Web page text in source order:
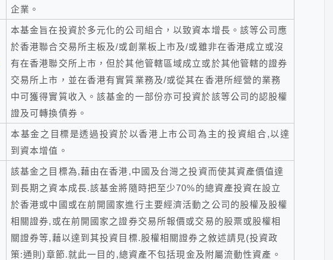
企業。
本基金旨在投資於多元化的公司組合，以致資本增長。該等公司應
於香港聯合交易所主板及/或創業板上市及/或雖非在香港成立或沒
有在香港聯交所上市，但於其他管轄區域成立或於其他管轄的證券
交易所上市，並在香港有實質業務及/或從其在香港所經營的業務
中可獲得實質收入。該基金的一部份亦可投資於該等公司的認股權
證及可轉換債券。
本基金之目標是透過投資於以香港上市公司為主的投資組合,以達
到資本增值。
該基金之目標為,藉由在香港,中國及台灣之投資而使其資產價值達
到長期之資本成長.該基金將隨時把至少70%的總資產投資在設立
於香港或中國或在前開國家進行主要經濟活動之公司的股權及股權
相關證券,或在前開國家之證券交易所報價或交易的股票或股權相
關證券等,藉以達到其投資目標.股權相關證券之敘述請見(投資政
策:通則)章節.就此一目的,總資產不包括現金及附屬流動性資產。